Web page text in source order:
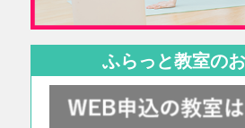
ふらっと教室の